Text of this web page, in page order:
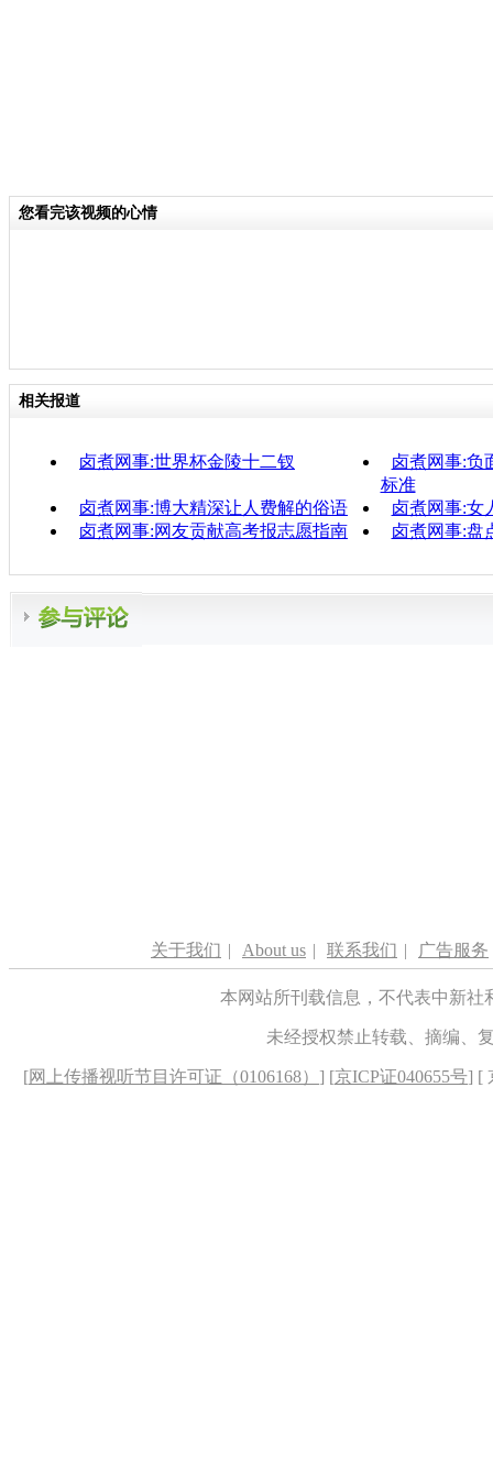
您看完该视频的心情
相关报道
卤煮网事:世界杯金陵十二钗
卤煮网事:负
标准
卤煮网事:博大精深让人费解的俗语
卤煮网事:女
卤煮网事:网友贡献高考报志愿指南
卤煮网事:盘
关于我们 | About us | 联系我们 | 广告服务
本网站所刊载信息，不代表中新
未经授权禁止转载、摘编、
[网上传播视听节目许可证（0106168） ] [京ICP证040655号] [